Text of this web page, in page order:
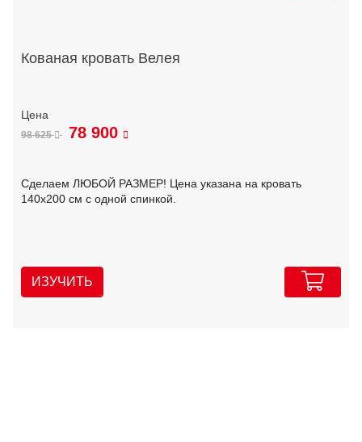
Кованая кровать Велея
98 625 78 900
Сделаем ЛЮБОЙ РАЗМЕР! Цена указана на кровать
140х200 см с одной спинкой.
ИЗУЧИТЬ